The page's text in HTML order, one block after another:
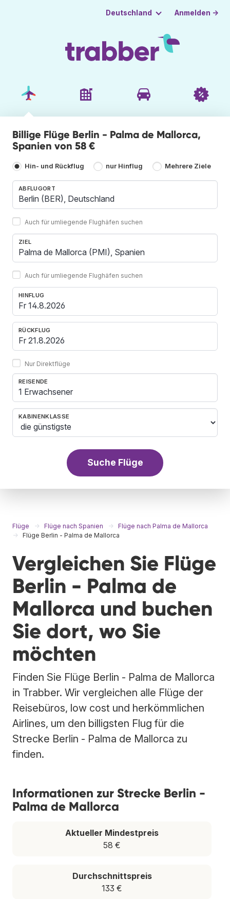
Deutschland Anmelden →
Billige Flüge Berlin - Palma de Mallorca,
Spanien von 58 €
Hin- und Rückflug nur Hinflug Mehrere Ziele
ABFLUGORT
Auch für umliegende Flughäfen suchen
ZIEL
Auch für umliegende Flughäfen suchen
HINFLUG
RÜCKFLUG
Nur Direktflüge
REISENDE
1 Erwachsener
KABINENKLASSE
Suche Flüge
Flüge Flüge nach Spanien
Flüge nach Palma de Mallorca
Flüge Berlin - Palma de Mallorca
Vergleichen Sie Flüge
Berlin - Palma de
Mallorca und buchen
Sie dort, wo Sie
möchten
Finden Sie Flüge Berlin - Palma de Mallorca
in Trabber. Wir vergleichen alle Flüge der
Reisebüros, low cost und herkömmlichen
Airlines, um den billigsten Flug für die
Strecke Berlin - Palma de Mallorca zu
finden.
Informationen zur Strecke Berlin -
Palma de Mallorca
Aktueller Mindestpreis
58 €
Durchschnittspreis
133 €